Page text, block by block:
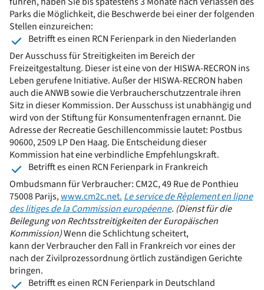
Parks die Möglichkeit, die Beschwerde bei einer der folgenden
Stellen einzureichen:
Betrifft es einen RCN Ferienpark in den Niederlanden
Der Ausschuss für Streitigkeiten im Bereich der
Freizeitgestaltung. Dieser ist eine von der HISWA-RECRON ins
Leben gerufene Initiative. Außer der HISWA-RECRON haben
auch die ANWB sowie die Verbraucherschutzzentrale ihren
Sitz in dieser Kommission. Der Ausschuss ist unabhängig und
wird von der Stiftung für Konsumentenfragen ernannt. Die
Adresse der Recreatie Geschillencommissie lautet: Postbus
90600, 2509 LP Den Haag. Die Entscheidung dieser
Kommission hat eine verbindliche Empfehlungskraft.
Betrifft es einen RCN Ferienpark in Frankreich
Ombudsmann für Verbraucher: CM2C, 49 Rue de Ponthieu
75008 Parijs,www.cm2c.net. Le service de Rèplement en lipne
des litiges de la Commission européenne. (Dienst für die
Beilegung von Rechtsstreitigkeiten der Europäischen
Kommission)Wenn die Schlichtung scheitert,
kann der Verbraucher den Fall in Frankreich vor eines der
nach der Zivilprozessordnung örtlich zuständigen Gerichte
bringen.
Betrifft es einen RCN Ferienpark in Deutschland